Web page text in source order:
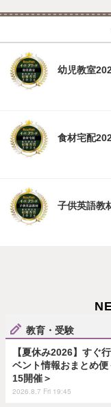
幼児教室
食材宅配
子供英語教
教育・受験
【夏休み2026】すぐ
ベント情報おまとめ便
15開催＞
2026.8.7 Fri 19:45